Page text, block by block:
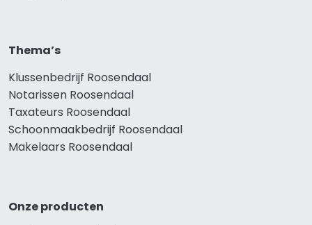
Thema’s
Klussenbedrijf Roosendaal
Notarissen Roosendaal
Taxateurs Roosendaal
Schoonmaakbedrijf Roosendaal
Makelaars Roosendaal
Onze producten